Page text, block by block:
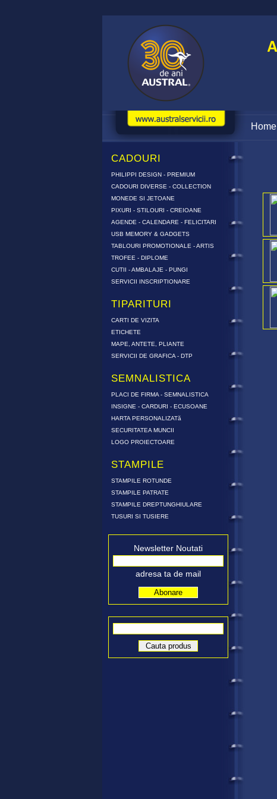
Home
CADOURI
PHILIPPI DESIGN - PREMIUM
CADOURI DIVERSE - COLLECTION
MONEDE SI JETOANE
PIXURI - STILOURI - CREIOANE
AGENDE - CALENDARE - FELICITARI
USB MEMORY & GADGETS
TABLOURI PROMOTIONALE - ARTIS
TROFEE - DIPLOME
CUTII - AMBALAJE - PUNGI
SERVICII INSCRIPTIONARE
TIPARITURI
CARTI DE VIZITA
ETICHETE
MAPE, ANTETE, PLIANTE
SERVICII DE GRAFICA - DTP
SEMNALISTICA
PLACI DE FIRMA - SEMNALISTICA
INSIGNE - CARDURI - ECUSOANE
HARTA PERSONALIZATă
SECURITATEA MUNCII
LOGO PROIECTOARE
STAMPILE
STAMPILE ROTUNDE
STAMPILE PATRATE
STAMPILE DREPTUNGHIULARE
TUSURI SI TUSIERE
Newsletter Noutati
adresa ta de mail